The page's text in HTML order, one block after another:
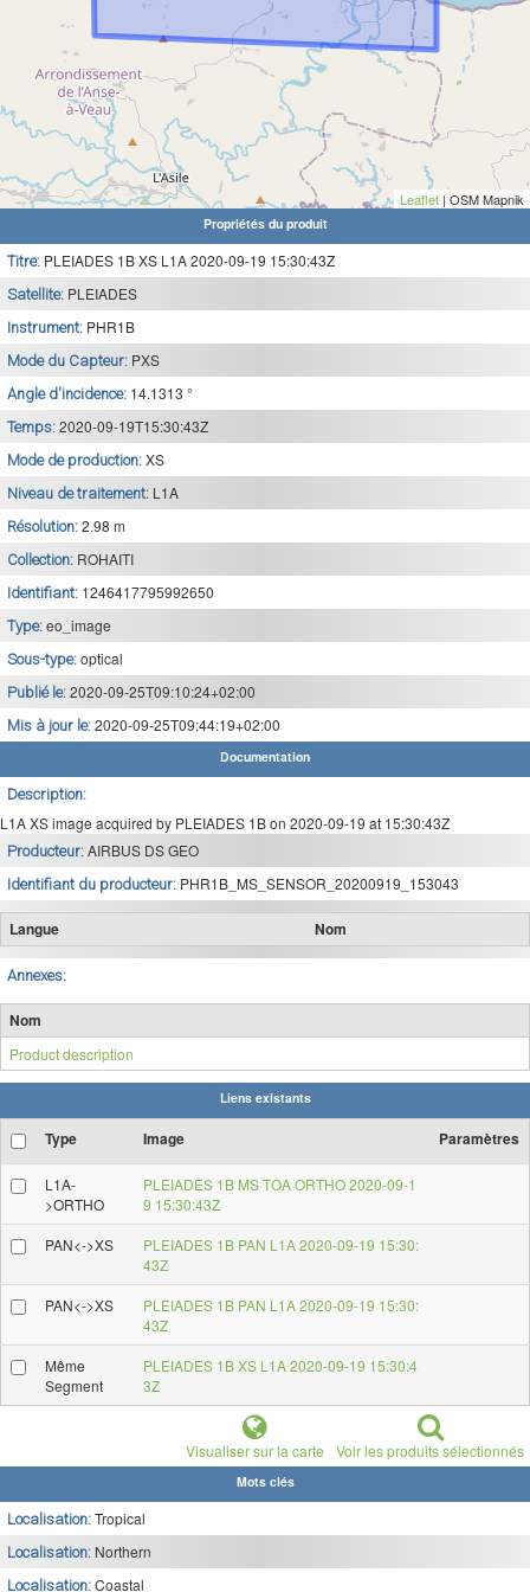
Leaflet | OSM Mapnik
Propriétés du produit
Titre: PLEIADES 1B XS L1A 2020-09-19 15:30:43Z
Satellite: PLEIADES
Instrument: PHR1B
Mode du Capteur: PXS
Angle d'incidence: 14.1313 °
Temps: 2020-09-19T15:30:43Z
Mode de production: XS
Niveau de traitement: L1A
Résolution: 2.98 m
Collection: ROHAITI
Identifiant: 1246417795992650
Type: eo_image
Sous-type: optical
Publié le: 2020-09-25T09:10:24+02:00
Mis à jour le: 2020-09-25T09:44:19+02:00
Documentation
Description:
L1A XS image acquired by PLEIADES 1B on 2020-09-19 at 15:30:43Z
Producteur: AIRBUS DS GEO
Identifiant du producteur: PHR1B_MS_SENSOR_20200919_153043
Langue Nom
Annexes:
Nom
Product description
Liens existants
Type Image Paramètres
L1A-
>ORTHO
PLEIADES 1B MS TOA ORTHO 2020-09-1
9 15:30:43Z
PAN<->XS
PLEIADES 1B PAN L1A 2020-09-19 15:30:
43Z
PAN<->XS
PLEIADES 1B PAN L1A 2020-09-19 15:30:
43Z
Même
Segment
PLEIADES 1B XS L1A 2020-09-19 15:30:4
3Z
Visualiser sur la carte Voir les produits sélectionnés
Mots clés
Localisation: Tropical
Localisation: Northern
Localisation: Coastal